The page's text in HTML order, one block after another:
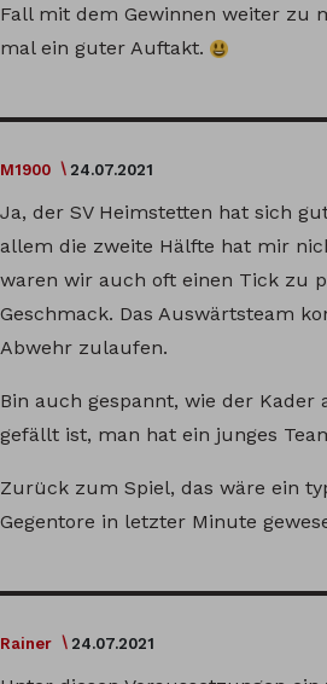
Fall mit dem Gewinnen weiter zu
mal ein guter Auftakt.
M1900 24.07.2021
Ja, der SV Heimstetten hat sich
allem die zweite Hälfte hat mir
waren wir auch oft einen Tick zu
Geschmack. Das Auswärtsteam
Abwehr zulaufen.
Bin auch gespannt, wie der Kader
gefällt ist, man hat ein junges
Zurück zum Spiel, das wäre ein
Gegentore in letzter Minute
Rainer 24.07.2021